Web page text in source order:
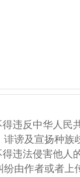
违反中华人民
谤及宣扬种族
违法侵害他人
由作者或者上